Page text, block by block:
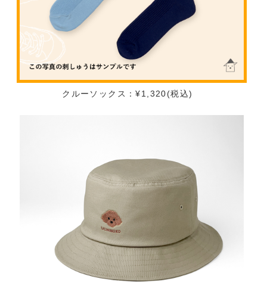
クルーソックス：¥1,320(税込)